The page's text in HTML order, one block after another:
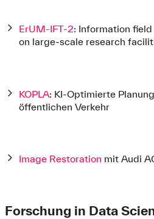
ErUM-IFT-2: Information
on large-scale research
KOPLA: KI-Optimierte
öffentlichen Verkehr
Image Restoration mit Audi
Forschung in Data